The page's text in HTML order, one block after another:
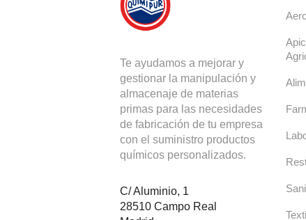
Te ayudamos a mejorar y
gestionar la manipulación y
almacenaje de materias
primas para las necesidades
de fabricación de tu empresa
con el suministro productos
químicos personalizados.
C/ Aluminio, 1
28510 Campo Real